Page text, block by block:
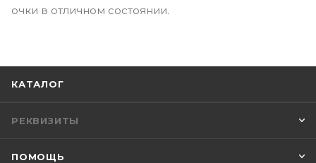
очки в отличном состоянии.
КАТАЛОГ
РЕКВИЗИТЫ
ПОМОЩЬ